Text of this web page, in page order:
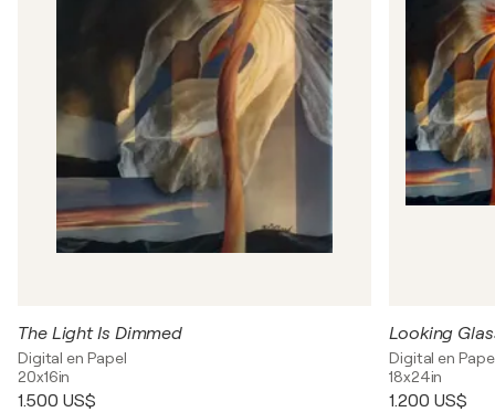
The Light Is Dimmed
Digital en Papel
20x16in
1.500 US$
Looking
Digital en
18x24in
1.200 US$